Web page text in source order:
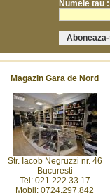
Numele tau :
Magazin Gara de Nord
Str. Iacob Negruzzi nr. 46
Bucuresti
Tel: 021.222.33.17
Mobil: 0724.297.842